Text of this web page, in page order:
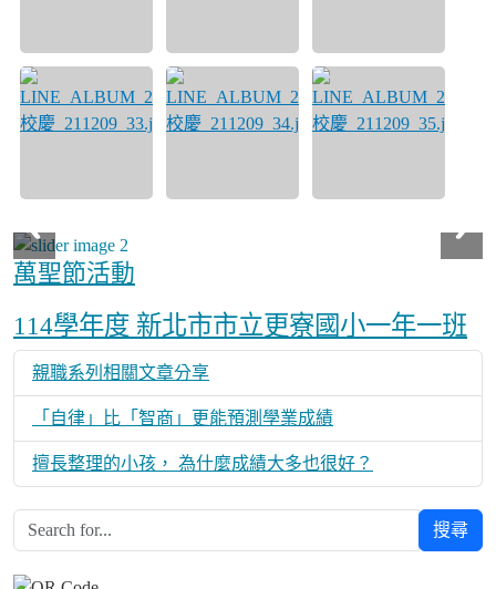
萬聖節活動
Over View
114學年度 新北市市立更寮國小一年一班
親職系列相關文章分享
「自律」比「智商」更能預測學業成績
擅長整理的小孩， 為什麼成績大多也很好？
搜尋